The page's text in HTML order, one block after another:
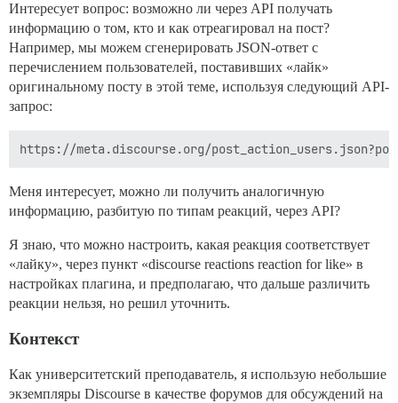
Интересует вопрос: возможно ли через API получать
информацию о том, кто и как отреагировал на пост?
Например, мы можем сгенерировать JSON-ответ с
перечислением пользователей, поставивших «лайк»
оригинальному посту в этой теме, используя следующий API-
запрос:
Меня интересует, можно ли получить аналогичную
информацию, разбитую по типам реакций, через API?
Я знаю, что можно настроить, какая реакция соответствует
«лайку», через пункт «discourse reactions reaction for like» в
настройках плагина, и предполагаю, что дальше различить
реакции нельзя, но решил уточнить.
Контекст
Как университетский преподаватель, я использую небольшие
экземпляры Discourse в качестве форумов для обсуждений на